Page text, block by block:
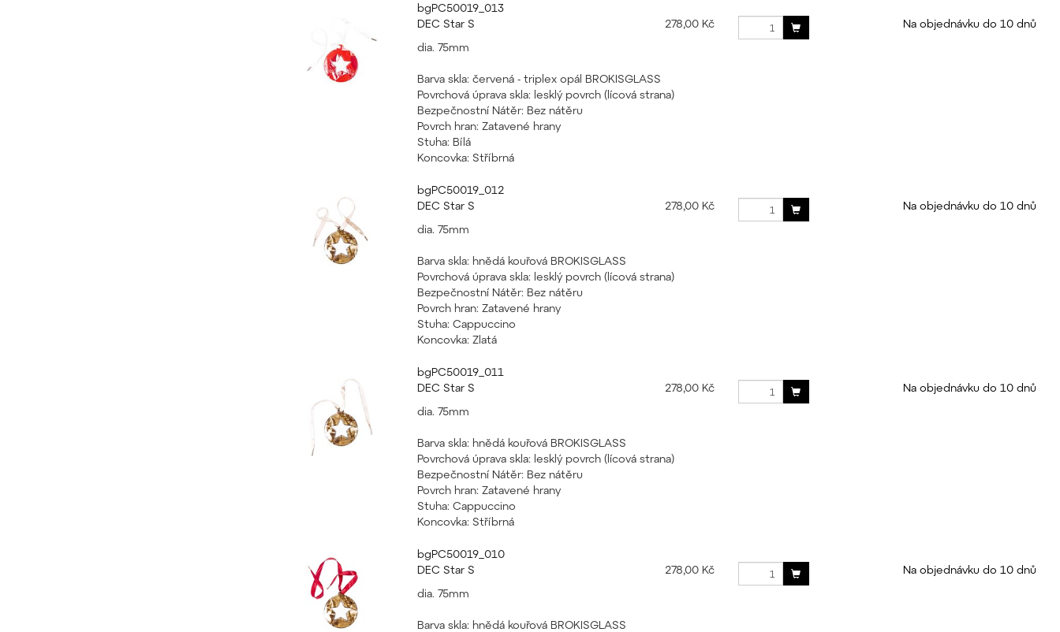
bgPC50019_013
DEC Star S
278,00 Kč
Na objednávku do 10 dnů
dia. 75mm
Barva skla: červená - triplex opál BROKISGLASS
Povrchová úprava skla: lesklý povrch (lícová strana)
Bezpečnostní Nátěr: Bez nátěru
Povrch hran: Zatavené hrany
Stuha: Bílá
Koncovka: Stříbrná
bgPC50019_012
DEC Star S
278,00 Kč
Na objednávku do 10 dnů
dia. 75mm
Barva skla: hnědá kouřová BROKISGLASS
Povrchová úprava skla: lesklý povrch (lícová strana)
Bezpečnostní Nátěr: Bez nátěru
Povrch hran: Zatavené hrany
Stuha: Cappuccino
Koncovka: Zlatá
bgPC50019_011
DEC Star S
278,00 Kč
Na objednávku do 10 dnů
dia. 75mm
Barva skla: hnědá kouřová BROKISGLASS
Povrchová úprava skla: lesklý povrch (lícová strana)
Bezpečnostní Nátěr: Bez nátěru
Povrch hran: Zatavené hrany
Stuha: Cappuccino
Koncovka: Stříbrná
bgPC50019_010
DEC Star S
278,00 Kč
Na objednávku do 10 dnů
dia. 75mm
Barva skla: hnědá kouřová BROKISGLASS